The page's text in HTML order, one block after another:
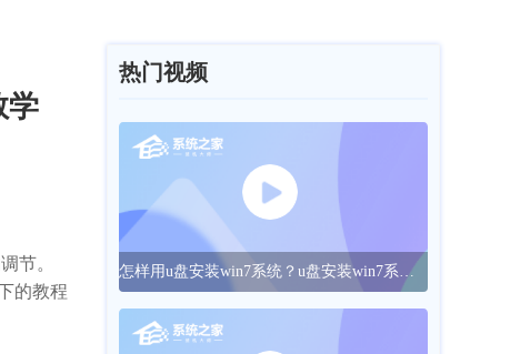
学
节。
的教程
热门视频
怎样用u盘安装win7系统？u盘安装win7系统的操作方法